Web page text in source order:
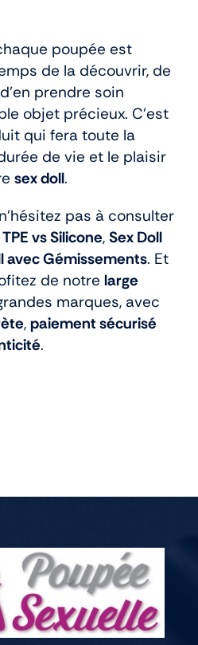
poupée est
de la découvrir, de
prendre soin
objet précieux. C’est
qui fera toute la
de vie et le plaisir
sex doll.
pas à consulter
TPE vs Silicone, Sex Doll
avec Gémissements. Et
de notre large
marques, avec
, paiement sécurisé
.